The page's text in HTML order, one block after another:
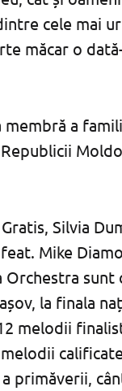
cele mai
măcar o
a
Silvia
Mike
la finala
melodii
primăverii,